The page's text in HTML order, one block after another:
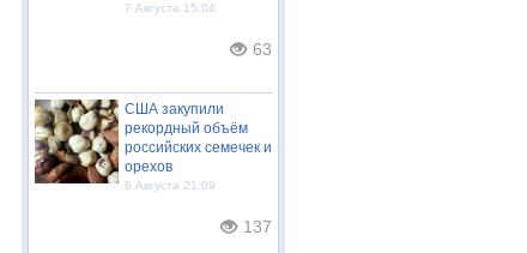
7 Августа 15:04
63
США закупили
рекордный объём
российских семечек и
орехов
6 Августа 21:09
137